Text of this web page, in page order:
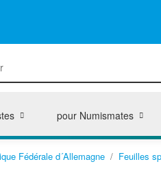
pour Numismates
Fédérale d´Allemagne Feuilles